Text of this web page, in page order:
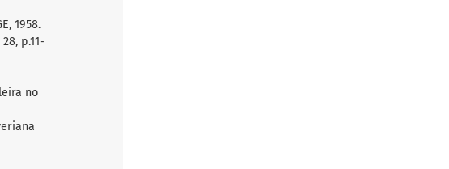
1958.
p.11-
no